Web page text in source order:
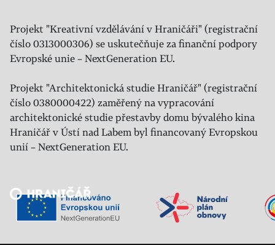
Projekt "Kreativní vzdělávání v Hraničáři" (registrační
číslo 0313000306) se uskutečňuje za finanční podpory
Evropské unie – NextGeneration EU.
Projekt "Architektonická studie Hraničář" (registrační
číslo 0380000422) zaměřený na vypracování
architektonické studie přestavby domu bývalého kina
Hraničář v Ústí nad Labem byl financovaný Evropskou
unií – NextGeneration EU.
Veřejný sál Hraničář, spolek